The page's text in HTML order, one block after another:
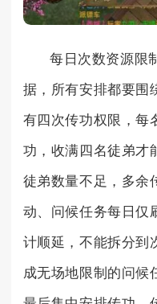
每日次数资源限
据，所有安排都要围
有四次传功权限，每
功，收满四名徒弟才
徒弟数量不足，多余
动、问候任务每日仅
计顺延，不能拆分到
成无场地限制的问候